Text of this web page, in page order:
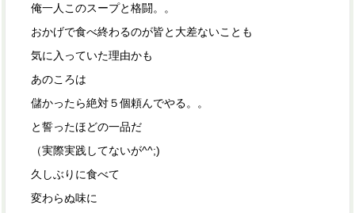
俺一人このスープと格闘。。
おかげで食べ終わるのが皆と大差ないことも
気に入っていた理由かも
あのころは
儲かったら絶対５個頼んでやる。。
と誓ったほどの一品だ
（実際実践してないが^^;)
久しぶりに食べて
変わらぬ味に